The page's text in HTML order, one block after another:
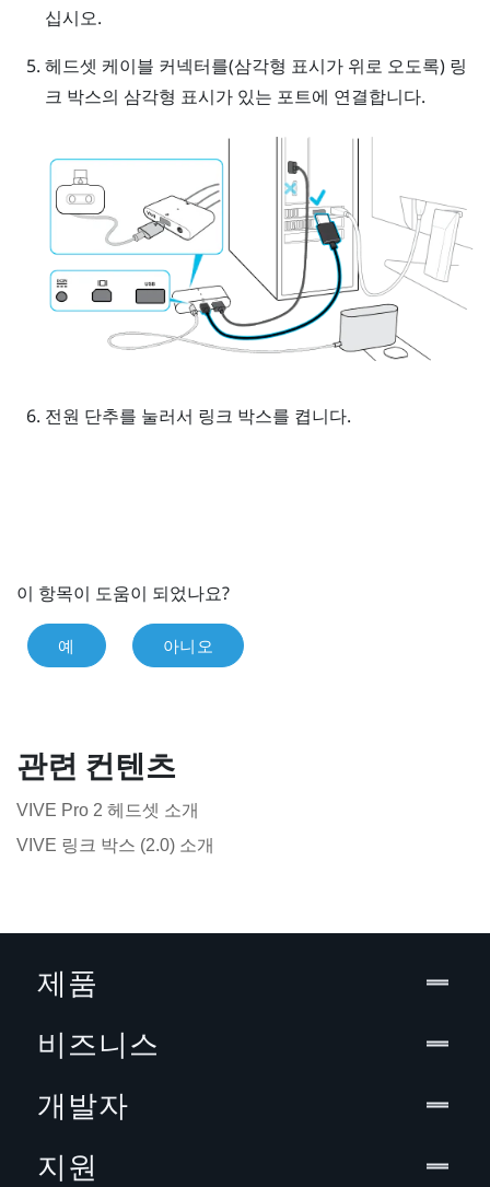
십시오.
헤드셋 케이블 커넥터를(삼각형 표시가 위로 오도록) 링
크 박스의 삼각형 표시가 있는 포트에 연결합니다.
전원 단추를 눌러서 링크 박스를 켭니다.
이 항목이 도움이 되었나요?
예 아니오
관련 컨텐츠
VIVE Pro 2 헤드셋 소개
VIVE 링크 박스 (2.0) 소개
제품
비즈니스
개발자
지원